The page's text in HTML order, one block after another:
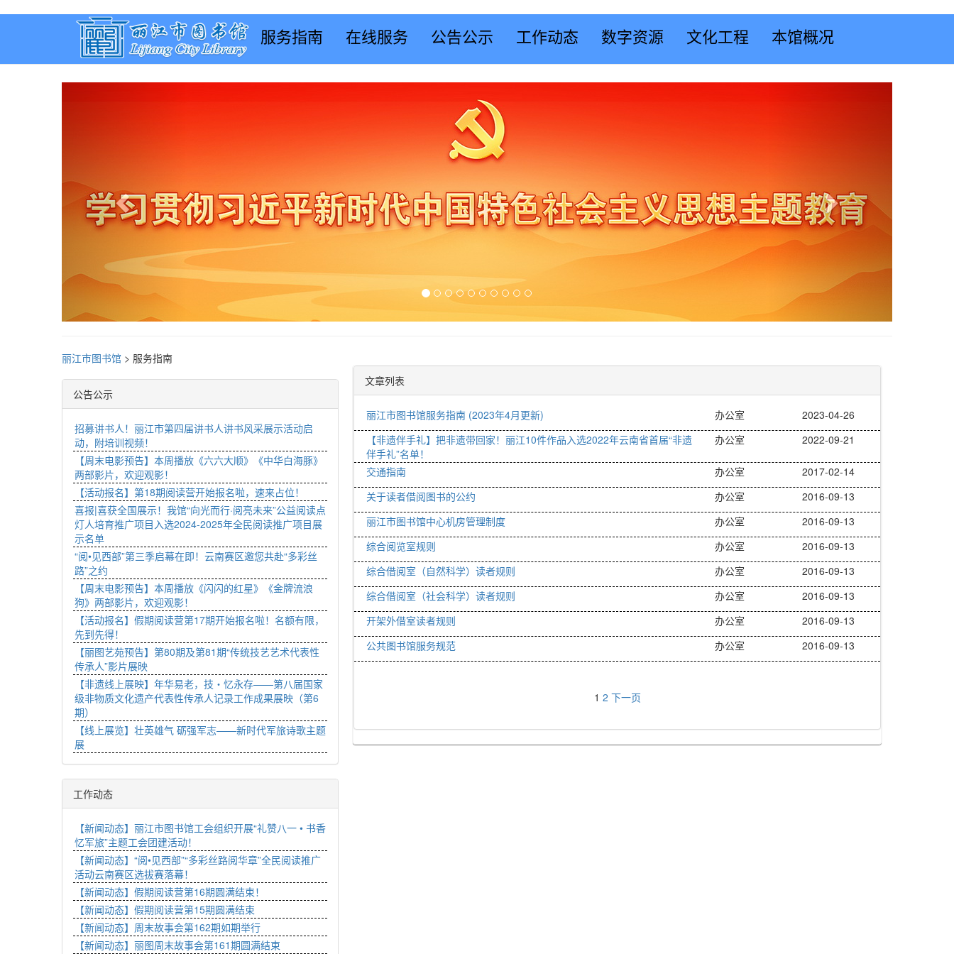
服务指南 在线服务 公告公示 工作动态 数字资源 文化工程 本馆概况
丽江市图书馆 > 服务指南
公告公示
招募讲书人！丽江市第四届讲书人讲书风采展示活动启
动，附培训视频！
【周末电影预告】本周播放《六六大顺》《中华白海豚》
两部影片，欢迎观影！
【活动报名】第18期阅读营开始报名啦，速来占位！
喜报|喜获全国展示！我馆“向光而行·阅亮未来”公益阅读点
灯人培育推广项目入选2024-2025年全民阅读推广项目展
示名单
“阅•见西部”第三季启幕在即！云南赛区邀您共赴“多彩丝
路”之约
【周末电影预告】本周播放《闪闪的红星》《金牌流浪
狗》两部影片，欢迎观影！
【活动报名】假期阅读营第17期开始报名啦！名额有限，
先到先得！
【丽图艺苑预告】第80期及第81期“传统技艺艺术代表性
传承人”影片展映
【非遗线上展映】年华易老，技・忆永存——第八届国家
级非物质文化遗产代表性传承人记录工作成果展映（第6
期）
【线上展览】壮英雄气 砺强军志——新时代军旅诗歌主题
展
工作动态
【新闻动态】丽江市图书馆工会组织开展“礼赞八一 • 书香
忆军旅”主题工会团建活动！
【新闻动态】“阅•见西部”“多彩丝路阅华章”全民阅读推广
活动云南赛区选拔赛落幕！
【新闻动态】假期阅读营第16期圆满结束！
【新闻动态】假期阅读营第15期圆满结束
【新闻动态】周末故事会第162期如期举行
【新闻动态】丽图周末故事会第161期圆满结束
文章列表
丽江市图书馆服务指南 (2023年4月更新) 办公室
2023-04-26
【非遗伴手礼】把非遗带回家！丽江10件作品入选2022年云南省首届“非遗
伴手礼”名单！
办公室 2022-09-21
交通指南 办公室
2017-02-14
关于读者借阅图书的公约
办公室
2016-09-13
丽江市图书馆中心机房管理制度
办公室
2016-09-13
综合阅览室规则
办公室
2016-09-13
综合借阅室（自然科学）读者规则
办公室
2016-09-13
综合借阅室（社会科学）读者规则
办公室
2016-09-13
开架外借室读者规则
办公室
2016-09-13
公共图书馆服务规范
办公室 2016-09-13
1 2 下一页